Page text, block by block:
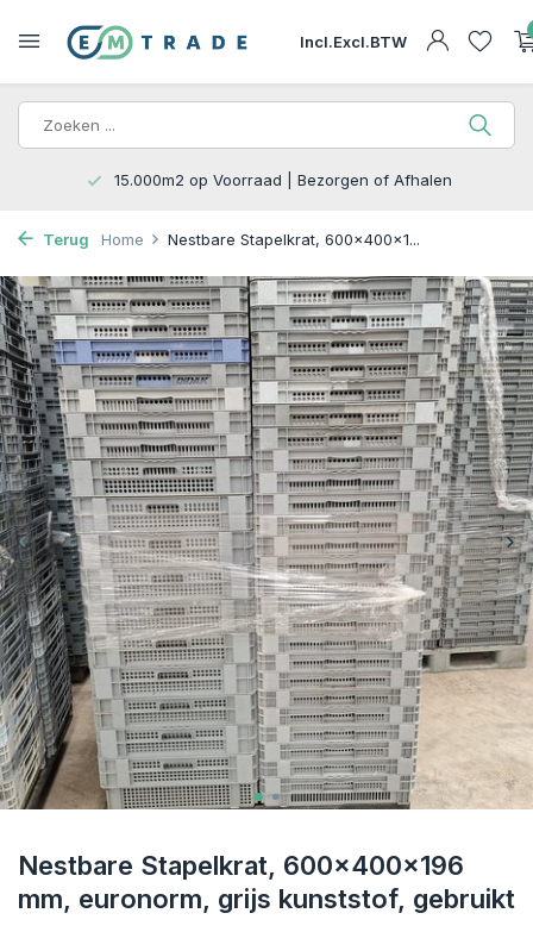
Incl.Excl.BTW
15.000m2 op Voorraad | Bezorgen of Afhalen
Terug Home Nestbare Stapelkrat, 600x400x1...
Nestbare Stapelkrat, 600x400x196
mm, euronorm, grijs kunststof, gebruikt